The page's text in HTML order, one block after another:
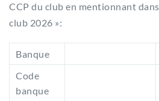
CCP du club en mentionnant
club 2026 »:
Banque
Code
banque